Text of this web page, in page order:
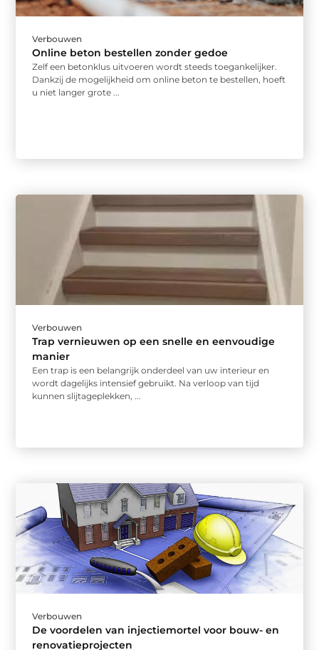
Verbouwen
Online beton bestellen zonder gedoe
Zelf een betonklus uitvoeren wordt steeds toegankelijker.
Dankzij de mogelijkheid om online beton te bestellen, hoeft
u niet langer grote ...
Verbouwen
Trap vernieuwen op een snelle en eenvoudige
manier
Een trap is een belangrijk onderdeel van uw interieur en
wordt dagelijks intensief gebruikt. Na verloop van tijd
kunnen slijtageplekken, ...
Verbouwen
De voordelen van injectiemortel voor bouw- en
renovatieprojecten